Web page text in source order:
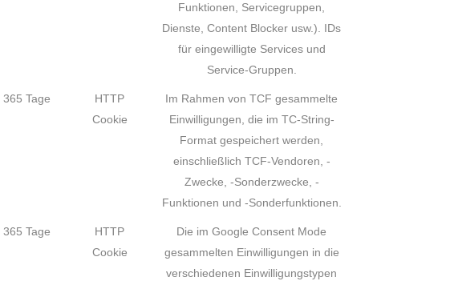
Funktionen, Servicegruppen,
Dienste, Content Blocker usw.). IDs
für eingewilligte Services und
Service-Gruppen.
365 Tage
HTTP
Cookie
Im Rahmen von TCF gesammelte
Einwilligungen, die im TC-String-
Format gespeichert werden,
einschließlich TCF-Vendoren, -
Zwecke, -Sonderzwecke, -
Funktionen und -Sonderfunktionen.
365 Tage
HTTP
Cookie
Die im Google Consent Mode
gesammelten Einwilligungen in die
verschiedenen Einwilligungstypen